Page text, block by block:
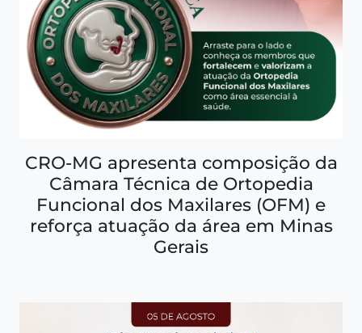
CRO-MG apresenta composição da
Câmara Técnica de Ortopedia
Funcional dos Maxilares (OFM) e
reforça atuação da área em Minas
Gerais